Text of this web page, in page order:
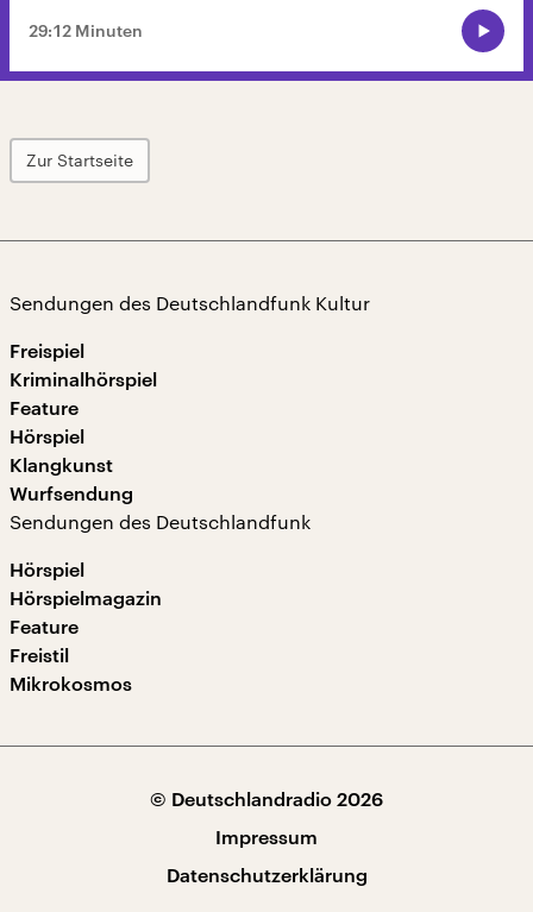
29:12 Minuten
Zur Startseite
Sendungen des Deutschlandfunk Kultur
Freispiel
Kriminalhörspiel
Feature
Hörspiel
Klangkunst
Wurfsendung
Sendungen des Deutschlandfunk
Hörspiel
Hörspielmagazin
Feature
Freistil
Mikrokosmos
© Deutschlandradio 2026
Impressum
Datenschutzerklärung